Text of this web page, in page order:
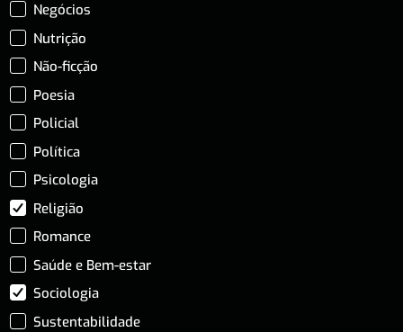
Negócios
Nutrição
Não-ficção
Poesia
Policial
Política
Psicologia
Religião
Romance
Saúde e Bem-estar
Sociologia
Sustentabilidade